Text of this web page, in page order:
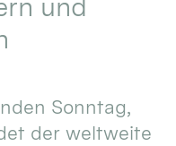
und
Sonntag,
der weltweite